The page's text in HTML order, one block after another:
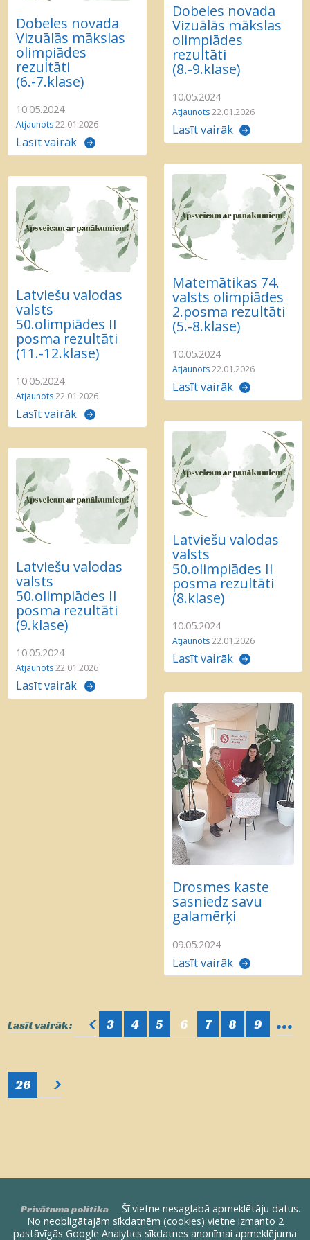
Dobeles novada
Vizuālās mākslas
olimpiādes
rezultāti
(8.-9.klase)
10.05.2024
Atjaunots22.01.2026
Lasīt vairāk
Dobeles novada
Vizuālās mākslas
olimpiādes
rezultāti
(6.-7.klase)
10.05.2024
Atjaunots22.01.2026
Lasīt vairāk
Matemātikas 74.
valsts olimpiādes
2.posma rezultāti
(5.-8.klase)
10.05.2024
Atjaunots22.01.2026
Lasīt vairāk
Latviešu valodas
valsts
50.olimpiādes II
posma rezultāti
(11.-12.klase)
10.05.2024
Atjaunots22.01.2026
Lasīt vairāk
Latviešu valodas
valsts
50.olimpiādes II
posma rezultāti
(8.klase)
10.05.2024
Atjaunots22.01.2026
Lasīt vairāk
Latviešu valodas
valsts
50.olimpiādes II
posma rezultāti
(9.klase)
10.05.2024
Atjaunots22.01.2026
Lasīt vairāk
Drosmes kaste
sasniedz savu
galamērķi
09.05.2024
Lasīt vairāk
Lasīt vairāk: < 3 4 5 6 7 8 9 ...
26 >
Privātuma politika
Šī vietne nesaglabā apmeklētāju datus.
No neobligātajām sīkdatnēm (cookies) vietne izmanto 2
pastāvīgās Google Analytics sīkdatnes anonīmai apmeklējuma